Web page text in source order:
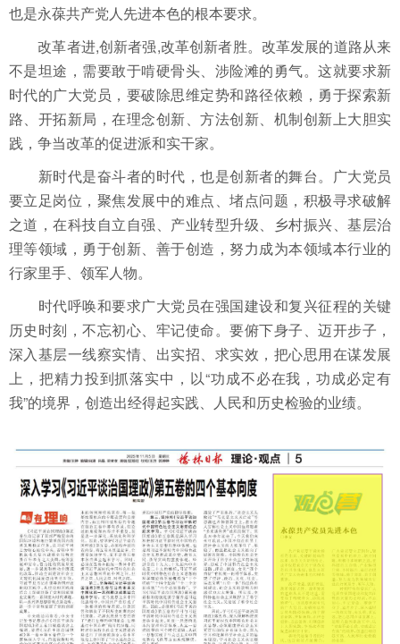
也是永葆共产党人先进本色的根本要求。
改革者进,创新者强,改革创新者胜。改革发展的道路从来
不是坦途，需要敢于啃硬骨头、涉险滩的勇气。这就要求新
时代的广大党员，要破除思维定势和路径依赖，勇于探索新
路、开拓新局，在理念创新、方法创新、机制创新上大胆实
践，争当改革的促进派和实干家。
新时代是奋斗者的时代，也是创新者的舞台。广大党员
要立足岗位，聚焦发展中的难点、堵点问题，积极寻求破解
之道，在科技自立自强、产业转型升级、乡村振兴、基层治
理等领域，勇于创新、善于创造，努力成为本领域本行业的
行家里手、领军人物。
时代呼唤和要求广大党员在强国建设和复兴征程的关键
历史时刻，不忘初心、牢记使命。要俯下身子、迈开步子，
深入基层一线察实情、出实招、求实效，把心思用在谋发展
上，把精力投到抓落实中，以“功成不必在我，功成必定有
我”的境界，创造出经得起实践、人民和历史检验的业绩。